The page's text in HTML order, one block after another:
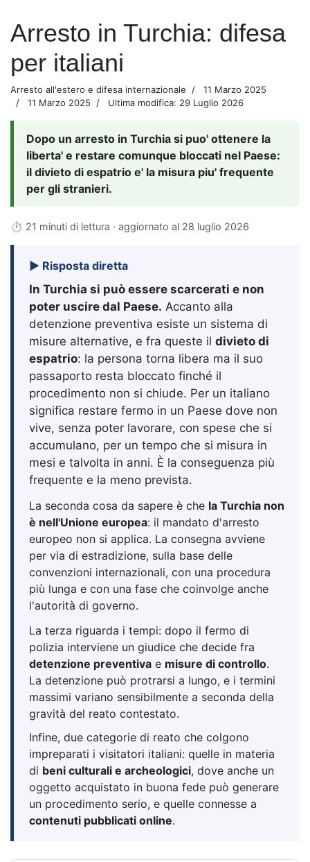
Arresto in Turchia: difesa
per italiani
Arresto all'estero e difesa internazionale
11 Marzo 2025
11 Marzo 2025
Ultima modifica: 29 Luglio 2026
Dopo un arresto in Turchia si puo' ottenere la
liberta' e restare comunque bloccati nel Paese:
il divieto di espatrio e' la misura piu' frequente
per gli stranieri.
⏱ 21 minuti di lettura · aggiornato al 28 luglio 2026
▶ Risposta diretta
In Turchia si può essere scarcerati e non
poter uscire dal Paese. Accanto alla
detenzione preventiva esiste un sistema di
misure alternative, e fra queste il divieto di
espatrio: la persona torna libera ma il suo
passaporto resta bloccato finché il
procedimento non si chiude. Per un italiano
significa restare fermo in un Paese dove non
vive, senza poter lavorare, con spese che si
accumulano, per un tempo che si misura in
mesi e talvolta in anni. È la conseguenza più
frequente e la meno prevista.
La seconda cosa da sapere è che la Turchia non
è nell'Unione europea: il mandato d'arresto
europeo non si applica. La consegna avviene
per via di estradizione, sulla base delle
convenzioni internazionali, con una procedura
più lunga e con una fase che coinvolge anche
l'autorità di governo.
La terza riguarda i tempi: dopo il fermo di
polizia interviene un giudice che decide fra
detenzione preventiva e misure di controllo.
La detenzione può protrarsi a lungo, e i termini
massimi variano sensibilmente a seconda della
gravità del reato contestato.
Infine, due categorie di reato che colgono
impreparati i visitatori italiani: quelle in materia
di beni culturali e archeologici, dove anche un
oggetto acquistato in buona fede può generare
un procedimento serio, e quelle connesse a
contenuti pubblicati online.